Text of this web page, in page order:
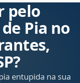
pelo
Pia no
entupida na sua